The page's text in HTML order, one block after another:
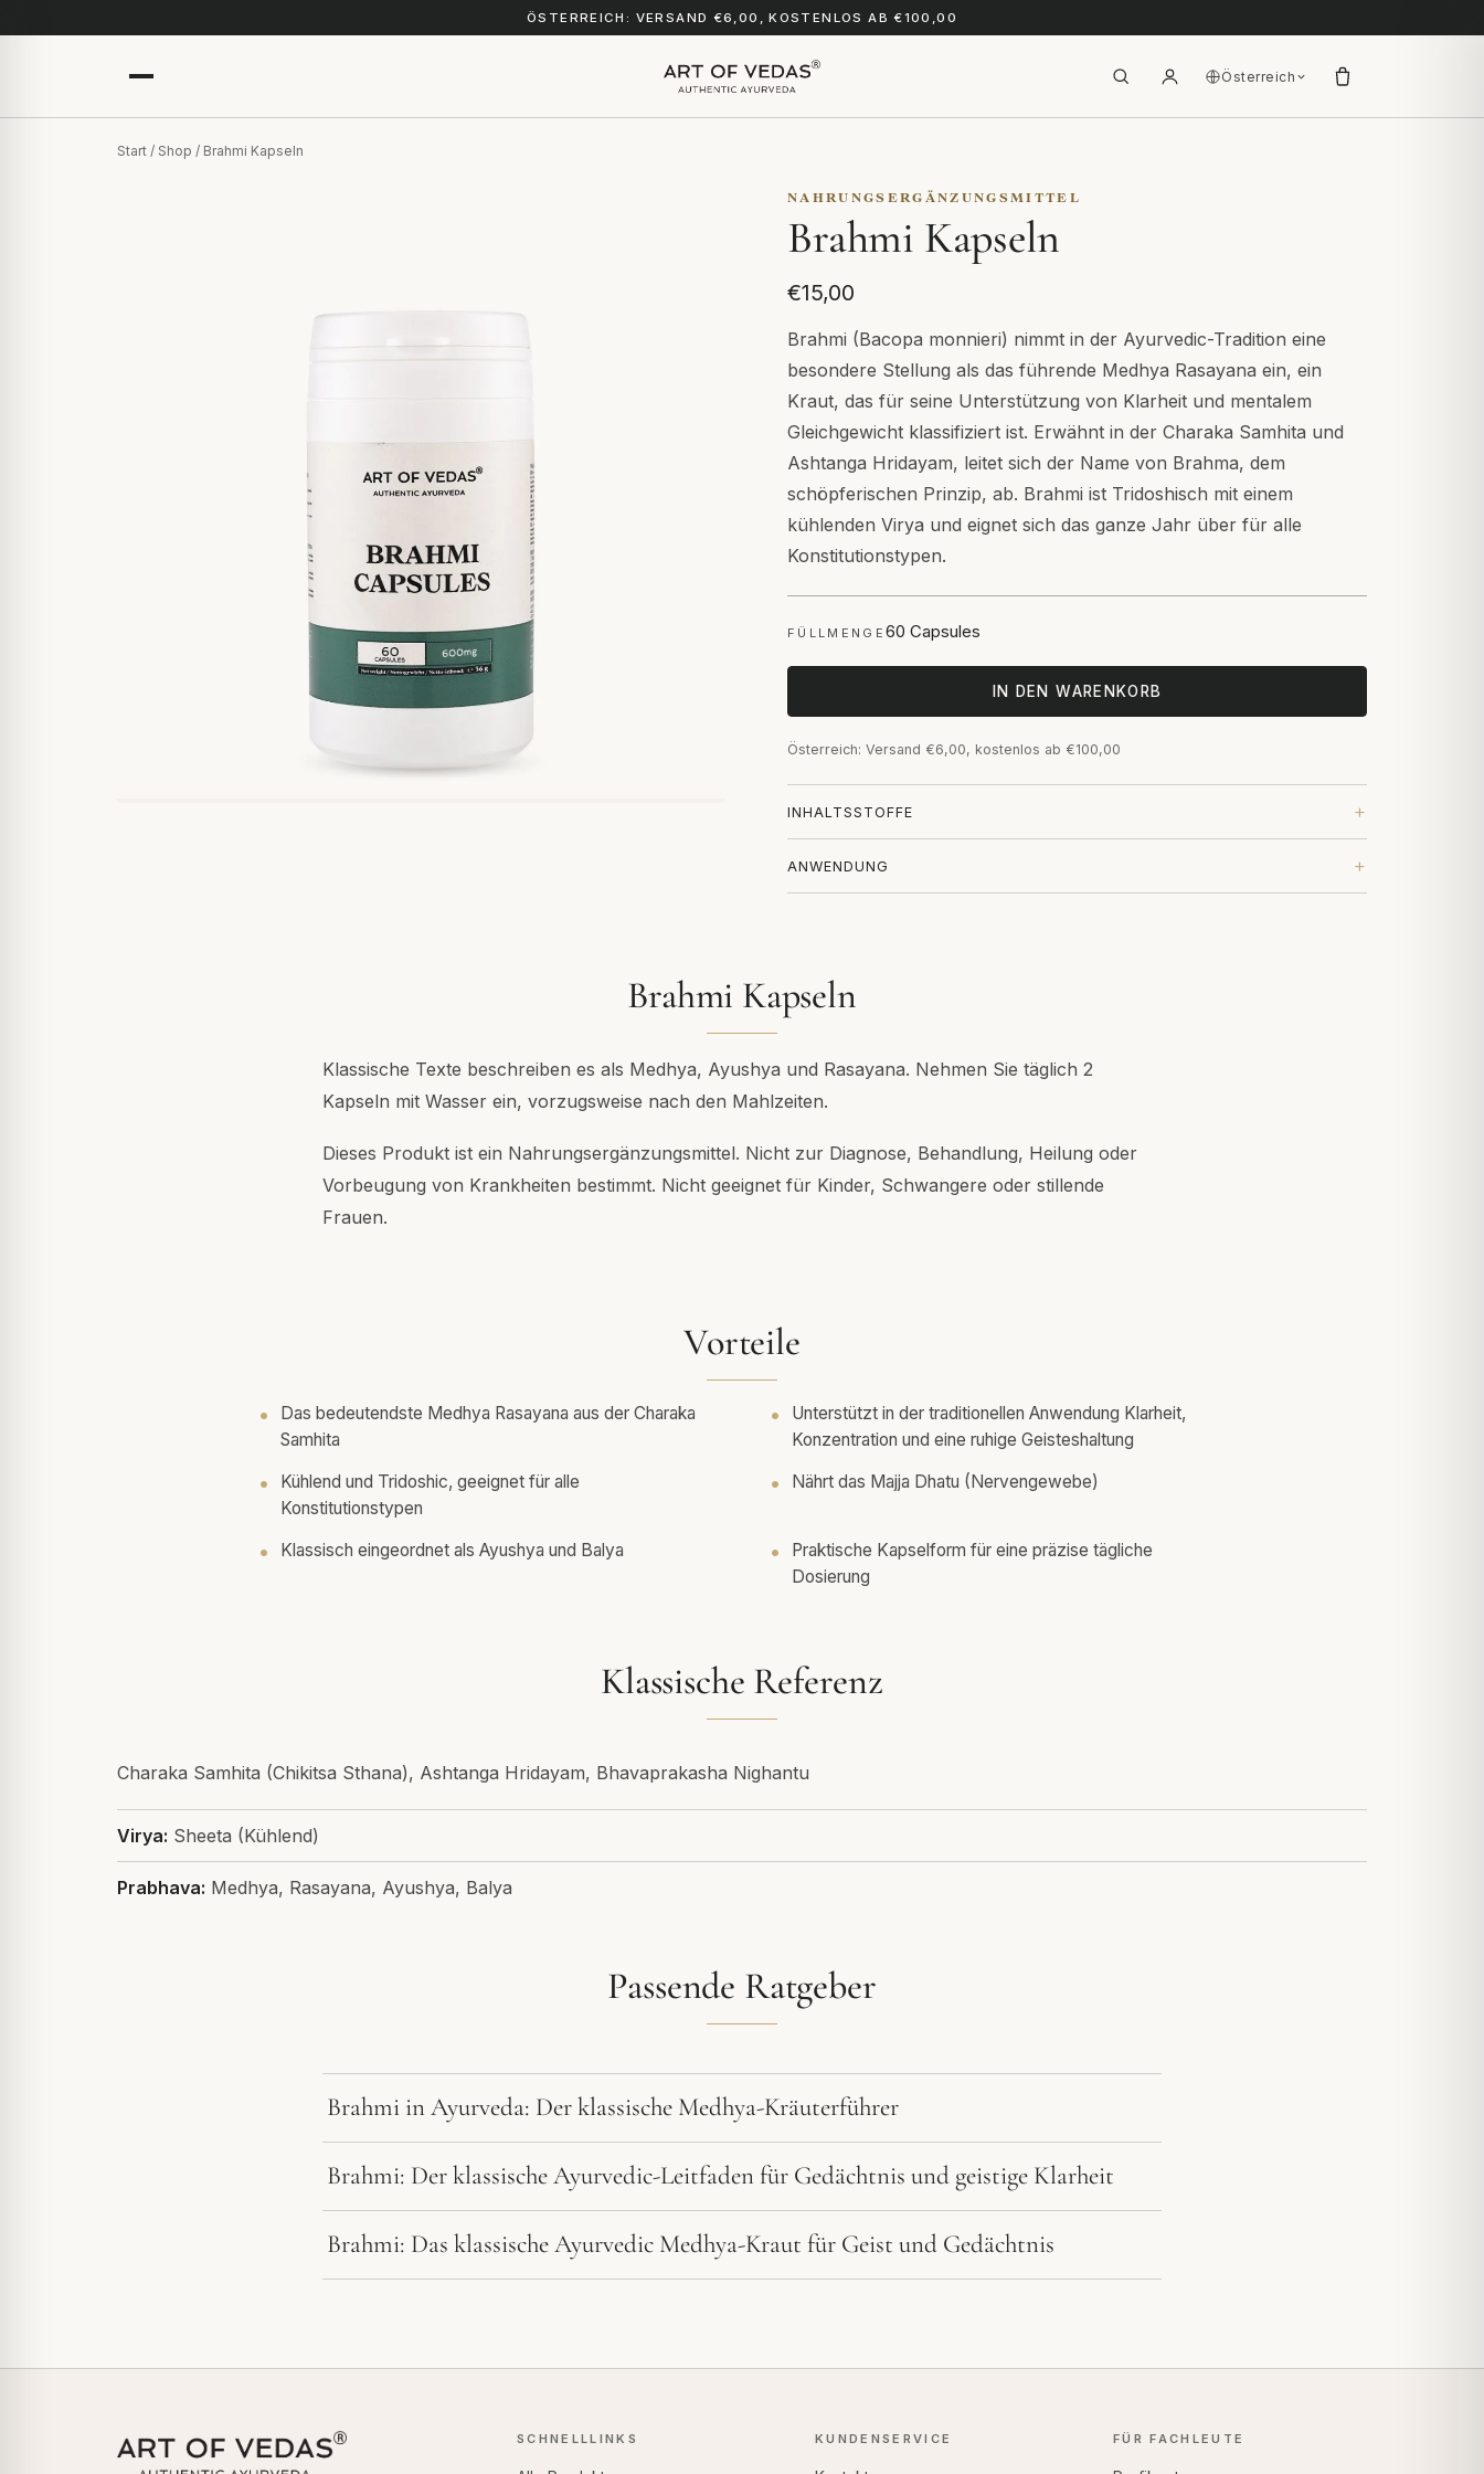
ÖSTERREICH: VERSAND €6,00, KOSTENLOS AB €100,00
Österreich
Start / Shop / Brahmi Kapseln
NAHRUNGSERGÄNZUNGSMITTEL
Brahmi Kapseln
€15,00
Brahmi (Bacopa monnieri) nimmt in der Ayurvedic-Tradition eine
besondere Stellung als das führende Medhya Rasayana ein, ein
Kraut, das für seine Unterstützung von Klarheit und mentalem
Gleichgewicht klassifiziert ist. Erwähnt in der Charaka Samhita und
Ashtanga Hridayam, leitet sich der Name von Brahma, dem
schöpferischen Prinzip, ab. Brahmi ist Tridoshisch mit einem
kühlenden Virya und eignet sich das ganze Jahr über für alle
Konstitutionstypen.
FÜLLMENGE60 Capsules
IN DEN WARENKORB
Österreich: Versand €6,00, kostenlos ab €100,00
INHALTSSTOFFE
ANWENDUNG
Brahmi Kapseln
Klassische Texte beschreiben es als Medhya, Ayushya und Rasayana. Nehmen Sie täglich 2
Kapseln mit Wasser ein, vorzugsweise nach den Mahlzeiten.
Dieses Produkt ist ein Nahrungsergänzungsmittel. Nicht zur Diagnose, Behandlung, Heilung oder
Vorbeugung von Krankheiten bestimmt. Nicht geeignet für Kinder, Schwangere oder stillende
Frauen.
Vorteile
Das bedeutendste Medhya Rasayana aus der Charaka
Samhita
Unterstützt in der traditionellen Anwendung Klarheit,
Konzentration und eine ruhige Geisteshaltung
Kühlend und Tridoshic, geeignet für alle
Konstitutionstypen
Nährt das Majja Dhatu (Nervengewebe)
Klassisch eingeordnet als Ayushya und Balya
Praktische Kapselform für eine präzise tägliche
Dosierung
Klassische Referenz
Charaka Samhita (Chikitsa Sthana), Ashtanga Hridayam, Bhavaprakasha Nighantu
Virya: Sheeta (Kühlend)
Prabhava: Medhya, Rasayana, Ayushya, Balya
Passende Ratgeber
Brahmi in Ayurveda: Der klassische Medhya-Kräuterführer
Brahmi: Der klassische Ayurvedic-Leitfaden für Gedächtnis und geistige Klarheit
Brahmi: Das klassische Ayurvedic Medhya-Kraut für Geist und Gedächtnis
SCHNELLLINKS KUNDENSERVICE FÜR FACHLEUTE